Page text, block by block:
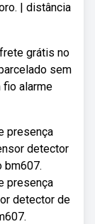
| distância
grátis no
sem
alarme
presença
detector
bm607.
presença
detector de